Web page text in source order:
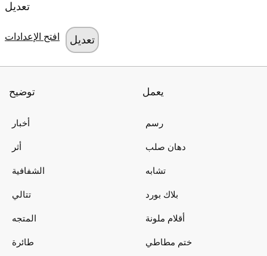
تعديل
افتح الإعدادات
توضيح
أخبار
أثر
الشفافية
تتالي
المتجه
طائرة
يعمل
رسم
دهان صلب
تشابه
بلاك بورد
أقلام ملونة
ختم مطاطي